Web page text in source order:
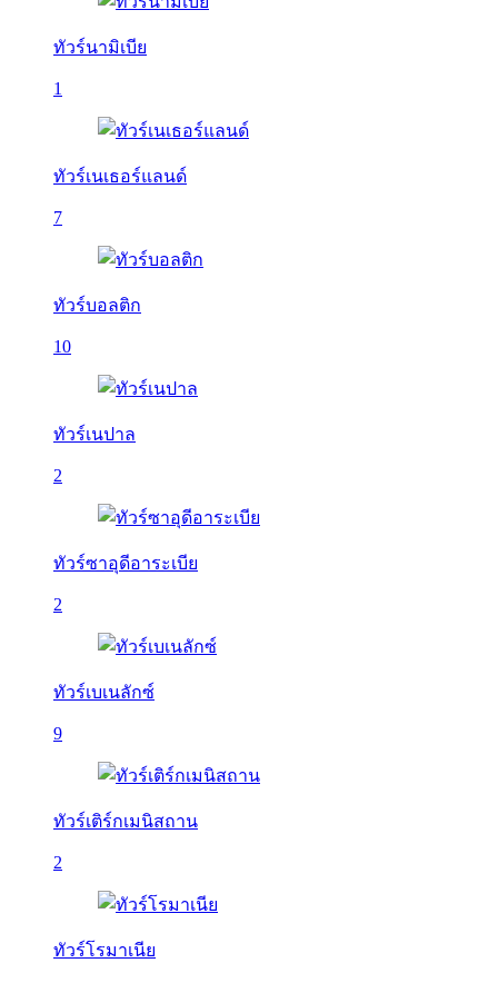
ทัวร์นามิเบีย
1
ทัวร์เนเธอร์แลนด์
7
ทัวร์บอลติก
10
ทัวร์เนปาล
2
ทัวร์ซาอุดีอาระเบีย
2
ทัวร์เบเนลักซ์
9
ทัวร์เติร์กเมนิสถาน
2
ทัวร์โรมาเนีย